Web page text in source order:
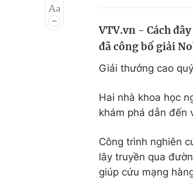
Âm nhạc
Chất
VTV.vn - Cách
đã công bố giải
Giải thưởng cao
Hai nhà khoa học
khám phá dẫn đến
Công trình nghiên
lây truyền qua
giúp cứu mạng